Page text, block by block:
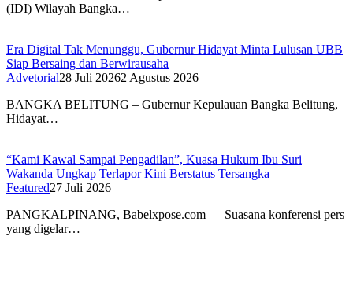
(IDI) Wilayah Bangka…
Era Digital Tak Menunggu, Gubernur Hidayat Minta Lulusan UBB
Siap Bersaing dan Berwirausaha
Advetorial28 Juli 20262 Agustus 2026
BANGKA BELITUNG – Gubernur Kepulauan Bangka Belitung,
Hidayat…
“Kami Kawal Sampai Pengadilan”, Kuasa Hukum Ibu Suri
Wakanda Ungkap Terlapor Kini Berstatus Tersangka
Featured27 Juli 2026
PANGKALPINANG, Babelxpose.com — Suasana konferensi pers
yang digelar…